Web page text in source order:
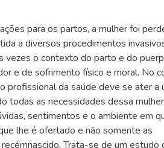
para os partos, a mulher foi
a diversos procedimentos
vezes o contexto do parto e do
e de sofrimento físico e moral. No
profissional da saúde deve se ater a
todas as necessidades dessa
sentimentos e o ambiente em
lhe é ofertado e não somente as
Trata-se de um estudo